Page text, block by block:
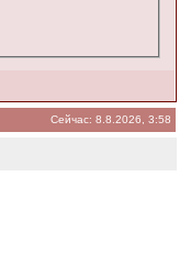
Сейчас: 8.8.2026, 3:58